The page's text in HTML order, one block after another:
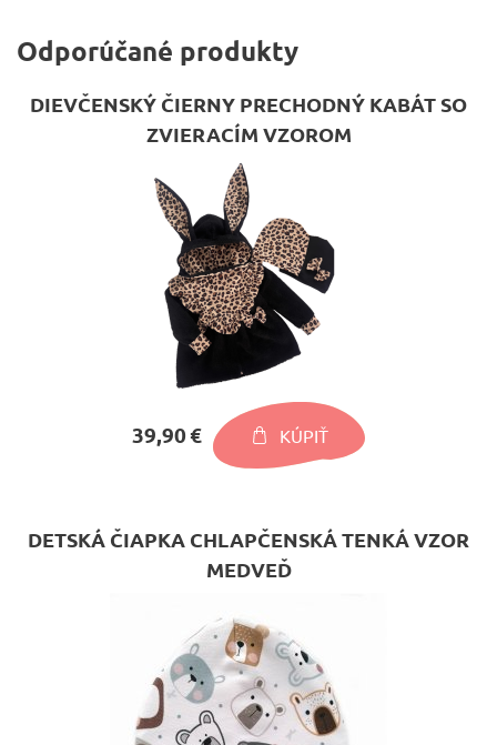
Odporúčané produkty
DIEVČENSKÝ ČIERNY PRECHODNÝ KABÁT SO
ZVIERACÍM VZOROM
39,90 € KÚPIŤ
DETSKÁ ČIAPKA CHLAPČENSKÁ TENKÁ VZOR
MEDVEĎ